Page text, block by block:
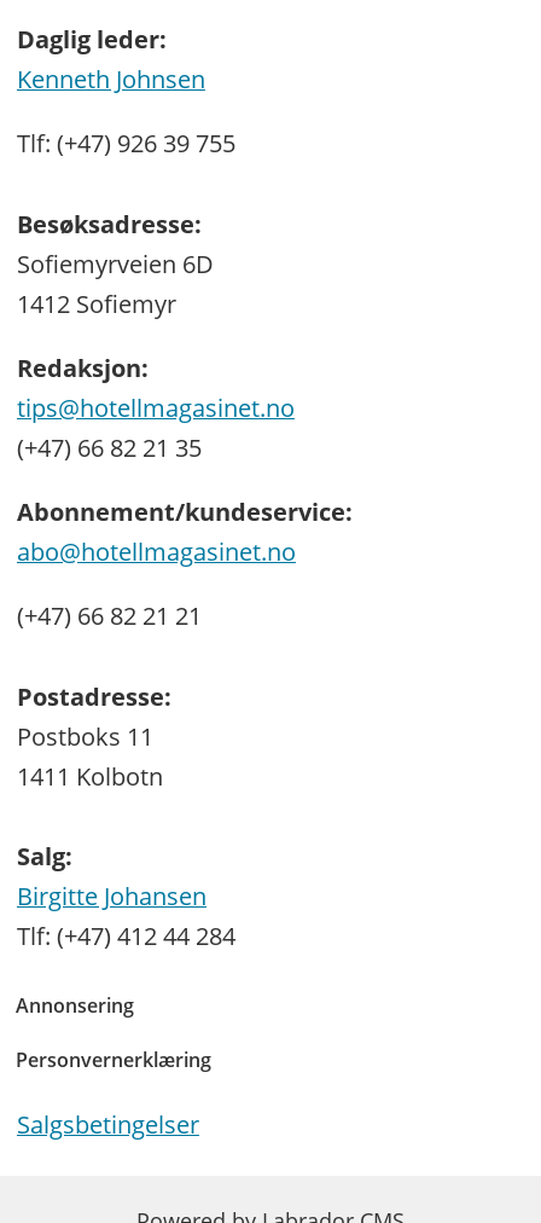
Daglig leder:
Kenneth Johnsen
Tlf: (+47) 926 39 755
Besøksadresse:
Sofiemyrveien 6D
1412 Sofiemyr
Redaksjon:
tips@hotellmagasinet.no
(+47) 66 82 21 35
Abonnement/kundeservice:
abo@hotellmagasinet.no
(+47) 66 82 21 21
Postadresse:
Postboks 11
1411 Kolbotn
Salg:
Birgitte Johansen
Tlf: (+47) 412 44 284
Annonsering
Personvernerklæring
Salgsbetingelser